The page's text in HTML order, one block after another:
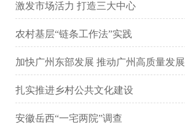
激发市场活力 打造三大中心
农村基层“链条工作法”实践
加快广州东部发展 推动广州高质量发展
扎实推进乡村公共文化建设
安徽岳西“一宅两院”调查